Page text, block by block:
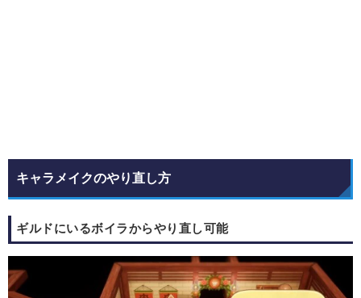
キャラメイクのやり直し方
ギルドにいるボイラからやり直し可能